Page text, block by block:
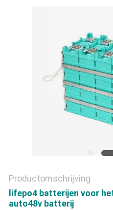
PRIVACYBELEID
Productomschrijving
lifepo4 batterijen voor
auto48v batterij